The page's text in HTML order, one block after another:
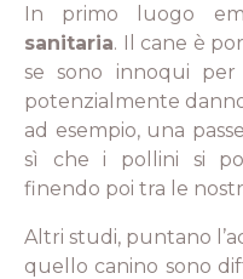
In primo luogo
sanitaria. Il cane è
se sono innoqui per
potenzialmente
ad esempio, una
sì che i pollini si
finendo poi tra le
Altri studi, puntano
quello canino sono